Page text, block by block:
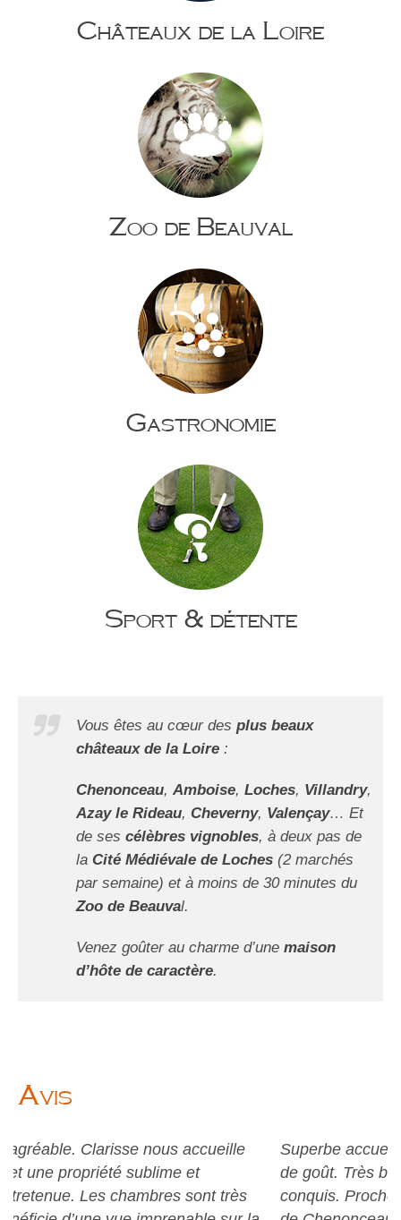
Châteaux de la Loire
Zoo de Beauval
Gastronomie
Sport & détente
Vous êtes au cœur des plus beaux
châteaux de la Loire :
Chenonceau, Amboise, Loches, Villandry,
Azay le Rideau, Cheverny, Valençay… Et
de ses célèbres vignobles, à deux pas de
la Cité Médiévale de Loches (2 marchés
par semaine) et à moins de 30 minutes du
Zoo de Beauval.
Venez goûter au charme d’une maison
d’hôte de caractère.
Avis
Superbe accueil, chambre décorée avec beaucoup
de goût. Très bonne literie. Nous avons été
conquis. Proche du zoo de Beauval et du château